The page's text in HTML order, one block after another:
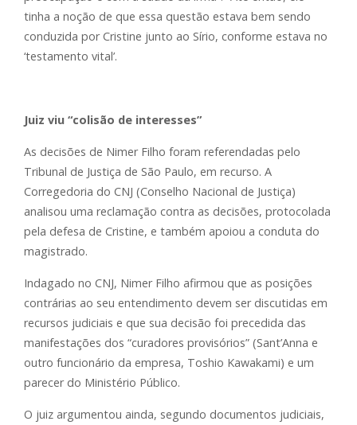
tinha a noção de que essa questão estava bem sendo
conduzida por Cristine junto ao Sírio, conforme estava no
‘testamento vital’.
Juiz viu “colisão de interesses”
As decisões de Nimer Filho foram referendadas pelo
Tribunal de Justiça de São Paulo, em recurso. A
Corregedoria do CNJ (Conselho Nacional de Justiça)
analisou uma reclamação contra as decisões, protocolada
pela defesa de Cristine, e também apoiou a conduta do
magistrado.
Indagado no CNJ, Nimer Filho afirmou que as posições
contrárias ao seu entendimento devem ser discutidas em
recursos judiciais e que sua decisão foi precedida das
manifestações dos “curadores provisórios” (Sant’Anna e
outro funcionário da empresa, Toshio Kawakami) e um
parecer do Ministério Público.
O juiz argumentou ainda, segundo documentos judiciais,